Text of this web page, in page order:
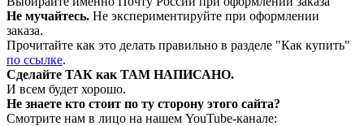
Не мучайтесь. Не экспериментируйте при оформлении
заказа.
Прочитайте как это делать правильно в разделе "Как купить"
по ссылке.
Сделайте ТАК как ТАМ НАПИСАНО.
И всем будет хорошо.
Не знаете кто стоит по ту сторону этого сайта?
Смотрите нам в лицо на нашем YouTube-канале: